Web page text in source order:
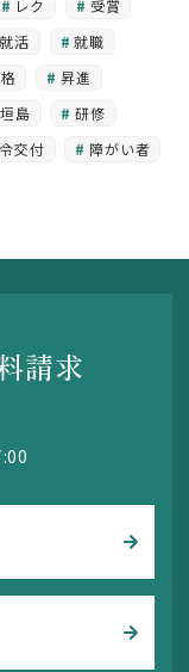
レク
受賞
就活
就職
昇進
島
研修
交付
障がい者
請求